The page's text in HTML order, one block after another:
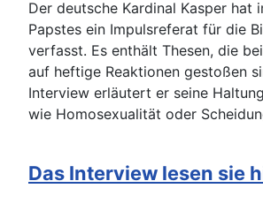
Der deutsche Kardinal Kasper hat
Papstes ein Impulsreferat für die
verfasst. Es enthält Thesen, die
auf heftige Reaktionen gestoßen
Interview erläutert er seine
wie Homosexualität oder
Das Interview lesen sie